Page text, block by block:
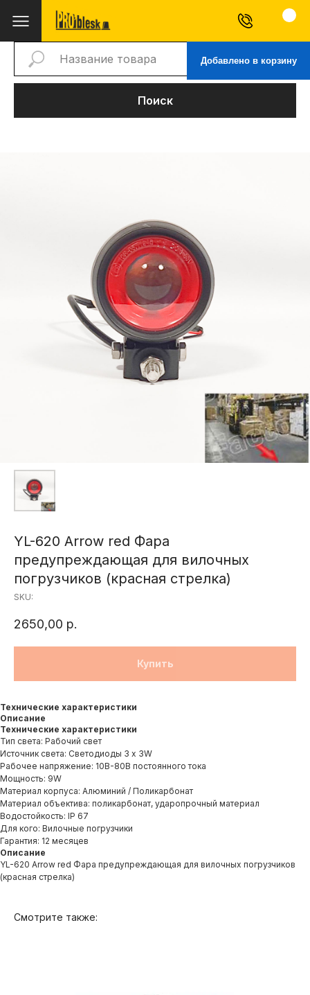
Добавлено в корзину
Поиск
YL-620 Arrow red Фара
предупреждающая для вилочных
погрузчиков (красная стрелка)
SKU:
2650,00 р.
Купить
Технические характеристики
Описание
Технические характеристики
Тип света: Рабочий свет
Источник света: Светодиоды 3 х 3W
Рабочее напряжение: 10В-80В постоянного тока
Мощность: 9W
Материал корпуса: Алюминий / Поликарбонат
Материал объектива: поликарбонат, ударопрочный материал
Водостойкость: IP 67
Для кого: Вилочные погрузчики
Гарантия: 12 месяцев
Описание
YL-620 Arrow red Фара предупреждающая для вилочных погрузчиков
(красная стрелка)
Смотрите также: